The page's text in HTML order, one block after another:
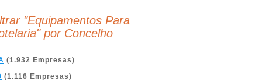
"Equipamentos Para
por Concelho
(1.932 Empresas)
(1.116 Empresas)